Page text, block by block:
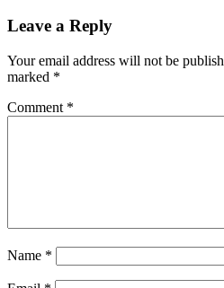
Leave a Reply
Your email address will not be
marked *
Comment *
Name *